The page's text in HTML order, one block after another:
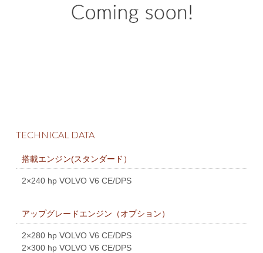
TECHNICAL DATA
搭載エンジン(スタンダード）
2×240 hp VOLVO V6 CE/DPS
アップグレードエンジン（オプション）
2×280 hp VOLVO V6 CE/DPS
2×300 hp VOLVO V6 CE/DPS